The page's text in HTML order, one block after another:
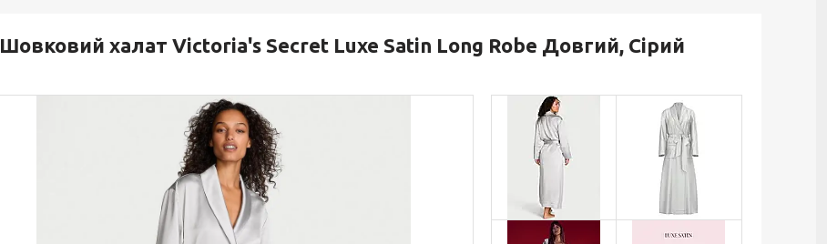
Шовковий халат Victoria's Secret Luxe Satin Long Robe Довгий, Сірий